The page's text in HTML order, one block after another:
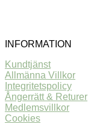
INFORMATION
Kundtjänst
Allmänna Villkor
Integritetspolicy
Ångerrätt & Returer
Medlemsvillkor
Cookies